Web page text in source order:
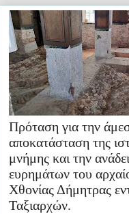
Πρόταση για την
αποκατάσταση της
μνήμης και την
ευρημάτων του
Χθονίας Δήμητρας
Ταξιαρχών.